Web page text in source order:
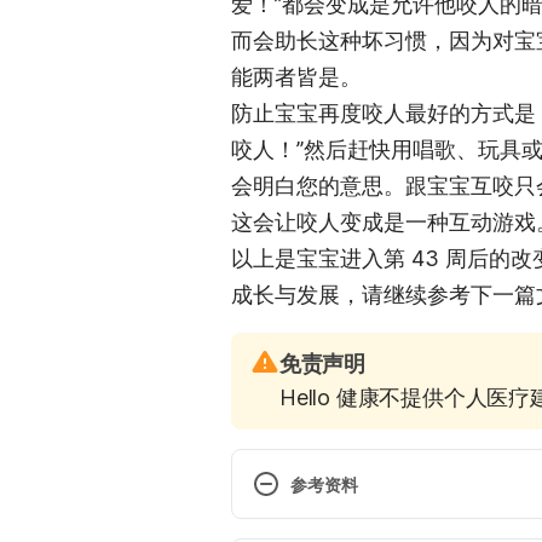
而会助长这种坏习惯，因为对
能两者皆是。
防止宝宝再度咬人最好的方式
咬人！”然后赶快用唱歌、玩具
会明白您的意思。跟宝宝互咬
这会让咬人变成是一种互动游戏
以上是宝宝进入第 43 周后的
成长与发展，请继续参考下一篇
免责声明
Hello 健康不提供个人医疗
参考资料
Murkoff, Heidi. What to Expect,